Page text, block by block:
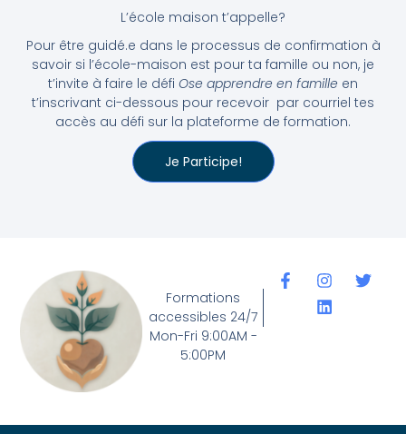
L’école maison t’appelle?
Pour être guidé.e dans le processus de confirmation à
savoir si l’école-maison est pour ta famille ou non, je
t’invite à faire le défi Ose apprendre en famille en
t’inscrivant ci-dessous pour recevoir par courriel tes
accès au défi sur la plateforme de formation.
Je Participe!
Formations
accessibles 24/7
Mon-Fri 9:00AM -
5:00PM